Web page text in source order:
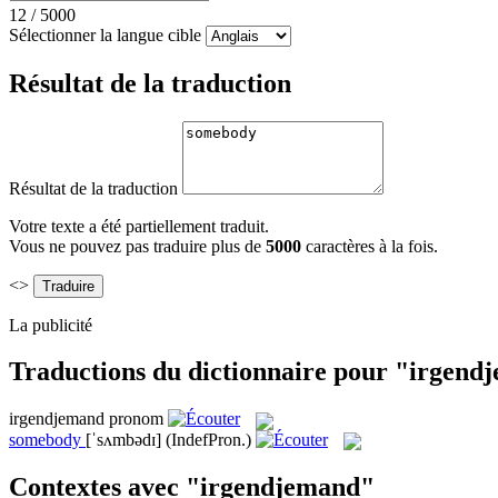
12 / 5000
Sélectionner la langue cible
Résultat de la traduction
Résultat de la traduction
Votre texte a été partiellement traduit.
Vous ne pouvez pas traduire plus de 5000 caractères à la fois.
<>
La publicité
Traductions du dictionnaire pour
irgendjemand pronom
somebody [ˈsʌmbədɪ] (IndefPron.)
Contextes avec "irgendjemand"